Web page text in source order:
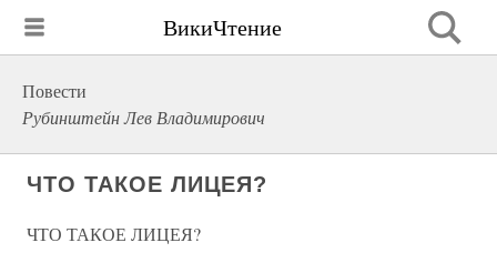
ВикиЧтение
Повести
Рубинштейн Лев Владимирович
ЧТО ТАКОЕ ЛИЦЕЯ?
ЧТО ТАКОЕ ЛИЦЕЯ?